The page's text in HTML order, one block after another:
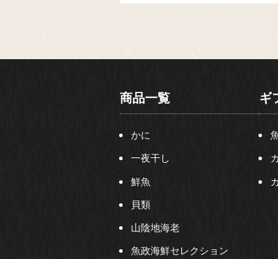
商品一覧
かに
一夜干し
鮮魚
貝類
山陰地海老
魚政海鮮セレクション
ギ